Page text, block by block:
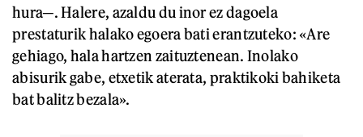
hura─. Halere, azaldu du inor ez dagoela
prestaturik halako egoera bati erantzuteko: «Are
gehiago, hala hartzen zaituztenean. Inolako
abisurik gabe, etxetik aterata, praktikoki bahiketa
bat balitz bezala».